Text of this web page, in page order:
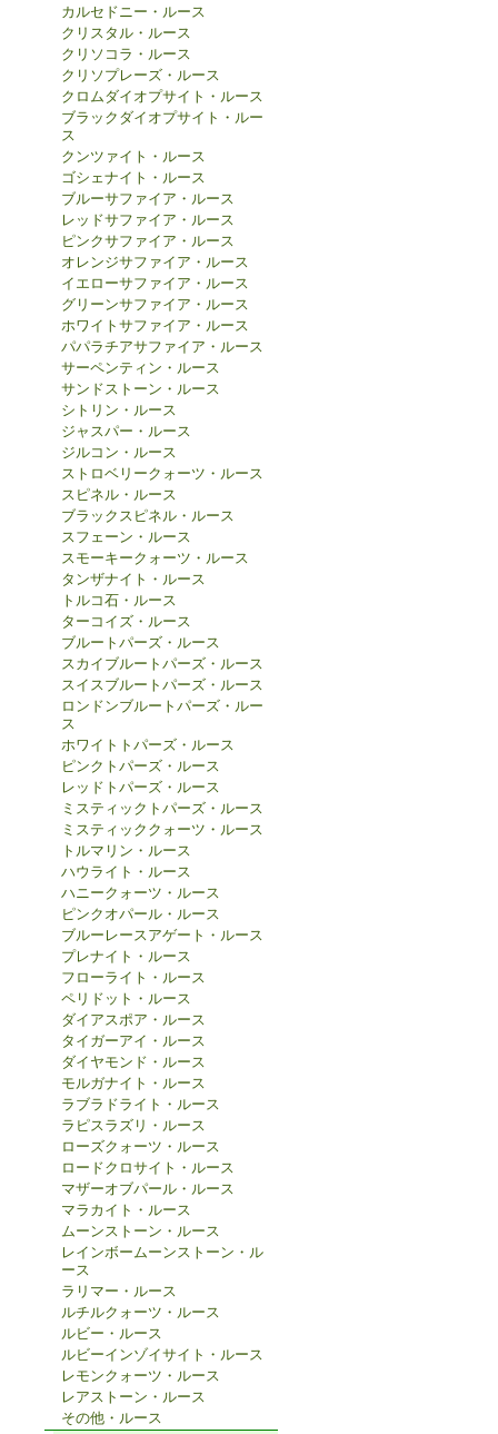
カルセドニー・ルース
クリスタル・ルース
クリソコラ・ルース
クリソプレーズ・ルース
クロムダイオプサイト・ルース
ブラックダイオプサイト・ルー
ス
クンツァイト・ルース
ゴシェナイト・ルース
ブルーサファイア・ルース
レッドサファイア・ルース
ピンクサファイア・ルース
オレンジサファイア・ルース
イエローサファイア・ルース
グリーンサファイア・ルース
ホワイトサファイア・ルース
パパラチアサファイア・ルース
サーペンティン・ルース
サンドストーン・ルース
シトリン・ルース
ジャスパー・ルース
ジルコン・ルース
ストロベリークォーツ・ルース
スピネル・ルース
ブラックスピネル・ルース
スフェーン・ルース
スモーキークォーツ・ルース
タンザナイト・ルース
トルコ石・ルース
ターコイズ・ルース
ブルートパーズ・ルース
スカイブルートパーズ・ルース
スイスブルートパーズ・ルース
ロンドンブルートパーズ・ルー
ス
ホワイトトパーズ・ルース
ピンクトパーズ・ルース
レッドトパーズ・ルース
ミスティックトパーズ・ルース
ミスティッククォーツ・ルース
トルマリン・ルース
ハウライト・ルース
ハニークォーツ・ルース
ピンクオパール・ルース
ブルーレースアゲート・ルース
プレナイト・ルース
フローライト・ルース
ペリドット・ルース
ダイアスポア・ルース
タイガーアイ・ルース
ダイヤモンド・ルース
モルガナイト・ルース
ラブラドライト・ルース
ラピスラズリ・ルース
ローズクォーツ・ルース
ロードクロサイト・ルース
マザーオブパール・ルース
マラカイト・ルース
ムーンストーン・ルース
レインボームーンストーン・ル
ース
ラリマー・ルース
ルチルクォーツ・ルース
ルビー・ルース
ルビーインゾイサイト・ルース
レモンクォーツ・ルース
レアストーン・ルース
その他・ルース